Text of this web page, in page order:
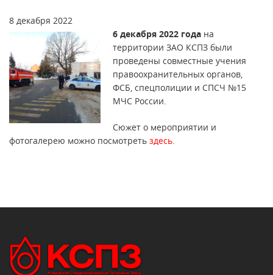
8 декабря 2022
6 декабря 2022 года на
территории ЗАО КСПЗ были
проведены совместные учения
правоохранительных органов,
ФСБ, спецполиции и СПСЧ №15
МЧС России.
Сюжет о мероприятии и
фотогалерею можно посмотреть здесь.